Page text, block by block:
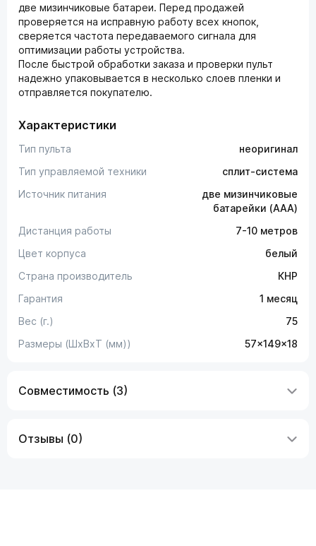
две мизинчиковые батареи. Перед продажей
проверяется на исправную работу всех кнопок,
сверяется частота передаваемого сигнала для
оптимизации работы устройства.
После быстрой обработки заказа и проверки пульт
надежно упаковывается в несколько слоев пленки и
отправляется покупателю.
Характеристики
Тип пульта
неоригинал
Тип управляемой техники
сплит-система
Источник питания
две мизинчиковые
батарейки (AAA)
Дистанция работы
7-10 метров
Цвет корпуса
белый
Страна производитель
КНР
Гарантия
1 месяц
Вес (г.)
75
Размеры (ШxВxТ (мм))
57x149x18
Совместимость (3)
Отзывы (0)